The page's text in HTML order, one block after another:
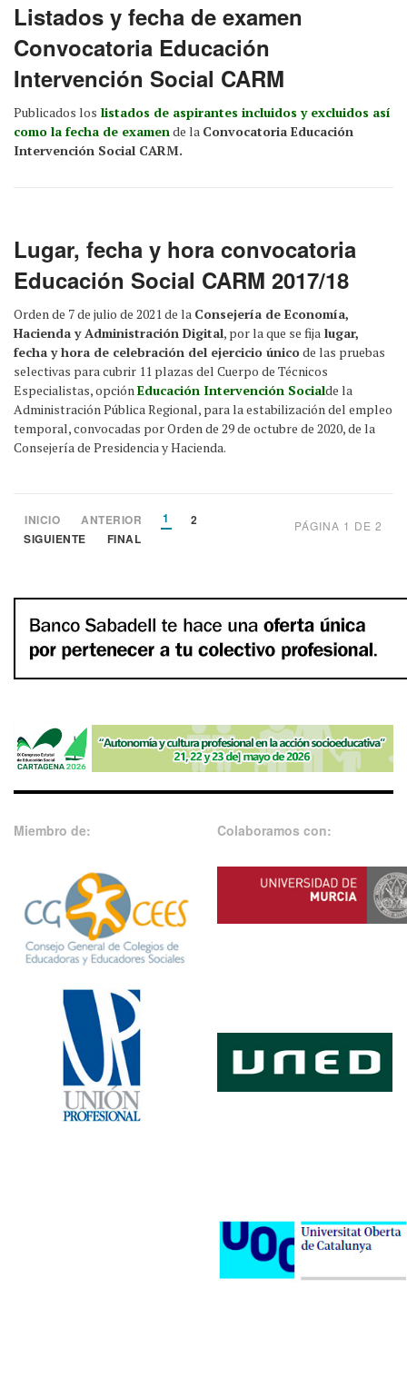
Listados y fecha de examen
Convocatoria Educación
Intervención Social CARM
Publicados los listados de aspirantes incluidos y excluidos así
como la fecha de examende la Convocatoria Educación
Intervención Social CARM.
Lugar, fecha y hora convocatoria
Educación Social CARM 2017/18
Orden de 7 de julio de 2021 de la Consejería de Economía,
Hacienda y Administración Digital, por la que se fija lugar,
fecha y hora de celebración del ejercicio únicode las pruebas
selectivas para cubrir 11 plazas del Cuerpo de Técnicos
Especialistas, opciónEducación Intervención Socialde la
Administración Pública Regional, para la estabilización del empleo
temporal, convocadas por Orden de 29 de octubre de 2020, de la
Consejería de Presidencia y Hacienda.
PÁGINA 1 DE 2
INICIO ANTERIOR 1
2
SIGUIENTE
FINAL
Miembro de: Colaboramos con: